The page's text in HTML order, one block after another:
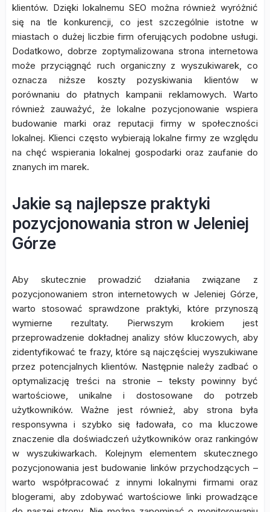
klientów. Dzięki lokalnemu SEO można również wyróżnić
się na tle konkurencji, co jest szczególnie istotne w
miastach o dużej liczbie firm oferujących podobne usługi.
Dodatkowo, dobrze zoptymalizowana strona internetowa
może przyciągnąć ruch organiczny z wyszukiwarek, co
oznacza niższe koszty pozyskiwania klientów w
porównaniu do płatnych kampanii reklamowych. Warto
również zauważyć, że lokalne pozycjonowanie wspiera
budowanie marki oraz reputacji firmy w społeczności
lokalnej. Klienci często wybierają lokalne firmy ze względu
na chęć wspierania lokalnej gospodarki oraz zaufanie do
znanych im marek.
Jakie są najlepsze praktyki
pozycjonowania stron w Jeleniej
Górze
Aby skutecznie prowadzić działania związane z
pozycjonowaniem stron internetowych w Jeleniej Górze,
warto stosować sprawdzone praktyki, które przynoszą
wymierne rezultaty. Pierwszym krokiem jest
przeprowadzenie dokładnej analizy słów kluczowych, aby
zidentyfikować te frazy, które są najczęściej wyszukiwane
przez potencjalnych klientów. Następnie należy zadbać o
optymalizację treści na stronie – teksty powinny być
wartościowe, unikalne i dostosowane do potrzeb
użytkowników. Ważne jest również, aby strona była
responsywna i szybko się ładowała, co ma kluczowe
znaczenie dla doświadczeń użytkowników oraz rankingów
w wyszukiwarkach. Kolejnym elementem skutecznego
pozycjonowania jest budowanie linków przychodzących –
warto współpracować z innymi lokalnymi firmami oraz
blogerami, aby zdobywać wartościowe linki prowadzące